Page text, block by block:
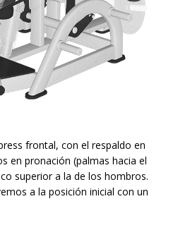
frontal, con el respaldo en
en pronación (palmas hacia el
superior a la de los hombros.
a la posición inicial con un